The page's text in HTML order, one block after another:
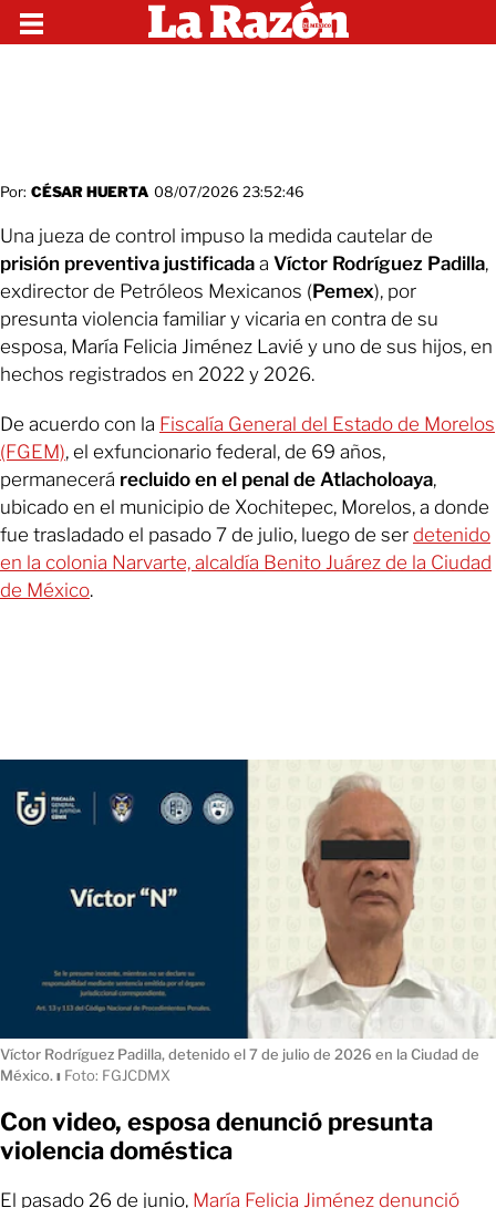
Por: CÉSAR HUERTA 08/07/2026 23:52:46
Una jueza de control impuso la medida cautelar de
prisión preventiva justificada a Víctor Rodríguez Padilla,
exdirector de Petróleos Mexicanos (Pemex), por
presunta violencia familiar y vicaria en contra de su
esposa, María Felicia Jiménez Lavié y uno de sus hijos, en
hechos registrados en 2022 y 2026.
De acuerdo con la Fiscalía General del Estado de Morelos
(FGEM), el exfuncionario federal, de 69 años,
permanecerá recluido en el penal de Atlacholoaya,
ubicado en el municipio de Xochitepec, Morelos, a donde
fue trasladado el pasado 7 de julio, luego de ser detenido
en la colonia Narvarte, alcaldía Benito Juárez de la Ciudad
de México.
Víctor Rodríguez Padilla, detenido el 7 de julio de 2026 en la Ciudad de
México. ı Foto: FGJCDMX
Con video, esposa denunció presunta
violencia doméstica
El pasado 26 de junio, María Felicia Jiménez denunció